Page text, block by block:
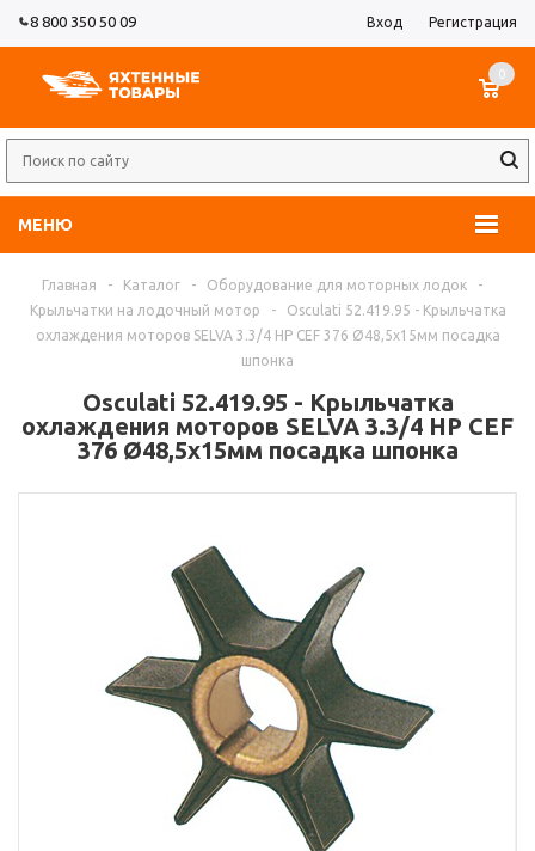
8 800 350 50 09 Вход Регистрация
МЕНЮ
0
Главная - Каталог - Оборудование для моторных лодок
-
Крыльчатки на лодочный мотор
-
Osculati 52.419.95 - Крыльчатка
охлаждения моторов SELVA 3.3/4 HP CEF 376 Ø48,5x15мм посадка
шпонка
Osculati 52.419.95 - Крыльчатка
охлаждения моторов SELVA 3.3/4 HP CEF
376 Ø48,5x15мм посадка шпонка